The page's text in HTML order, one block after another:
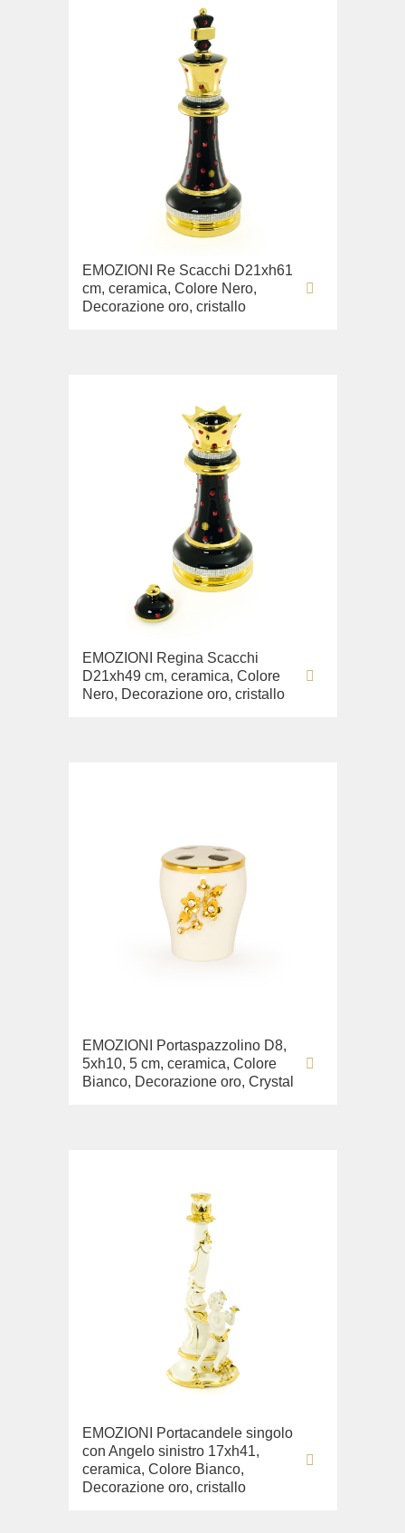
EMOZIONI Re Scacchi D21xh61
cm, ceramica, Colore Nero,
Decorazione oro, cristallo
EMOZIONI Regina Scacchi
D21xh49 cm, ceramica, Colore
Nero, Decorazione oro, cristallo
EMOZIONI Portaspazzolino D8,
5xh10, 5 cm, ceramica, Colore
Bianco, Decorazione oro, Crystal
EMOZIONI Portacandele singolo
con Angelo sinistro 17xh41,
ceramica, Colore Bianco,
Decorazione oro, cristallo